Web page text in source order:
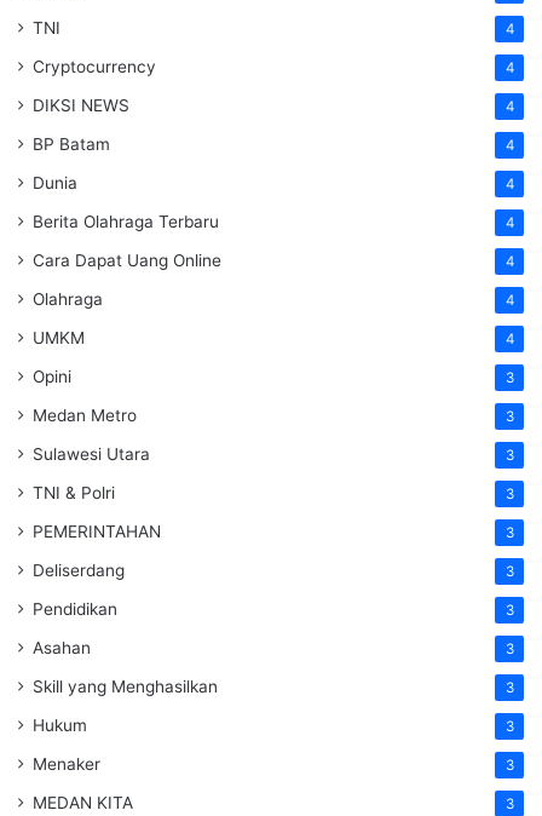
TNI 4
Cryptocurrency 4
DIKSI NEWS 4
BP Batam 4
Dunia 4
Berita Olahraga Terbaru 4
Cara Dapat Uang Online 4
Olahraga 4
UMKM 4
Opini 3
Medan Metro 3
Sulawesi Utara 3
TNI & Polri 3
PEMERINTAHAN 3
Deliserdang 3
Pendidikan 3
Asahan 3
Skill yang Menghasilkan 3
Hukum 3
Menaker 3
MEDAN KITA 3